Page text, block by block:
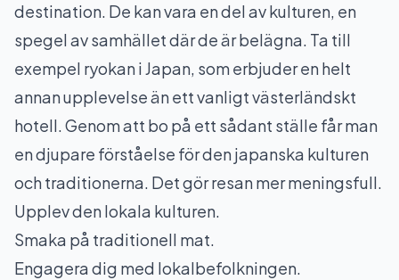
destination. De kan vara en del av kulturen, en
spegel av samhället där de är belägna. Ta till
exempel ryokan i Japan, som erbjuder en helt
annan upplevelse än ett vanligt västerländskt
hotell. Genom att bo på ett sådant ställe får man
en djupare förståelse för den japanska kulturen
och traditionerna. Det gör resan mer meningsfull.
Upplev den lokala kulturen.
Smaka på traditionell mat.
Engagera dig med lokalbefolkningen.